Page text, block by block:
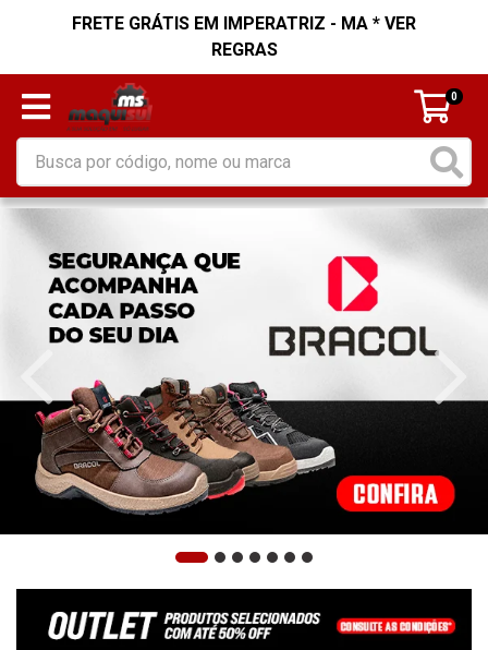
FRETE GRÁTIS EM IMPERATRIZ - MA * VER
REGRAS
0